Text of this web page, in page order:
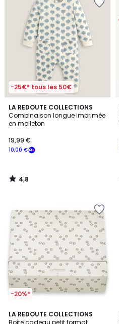
-25€* tous les 50€
LA REDOUTE COLLECTIONS
Combinaison longue imprimée
en molleton
10,00 €
19,99 €
4,8
/ 5
4,8
/
-20%*
LA REDOUTE COLLECTIONS
Boîte cadeau petit format
4,8
/ 5